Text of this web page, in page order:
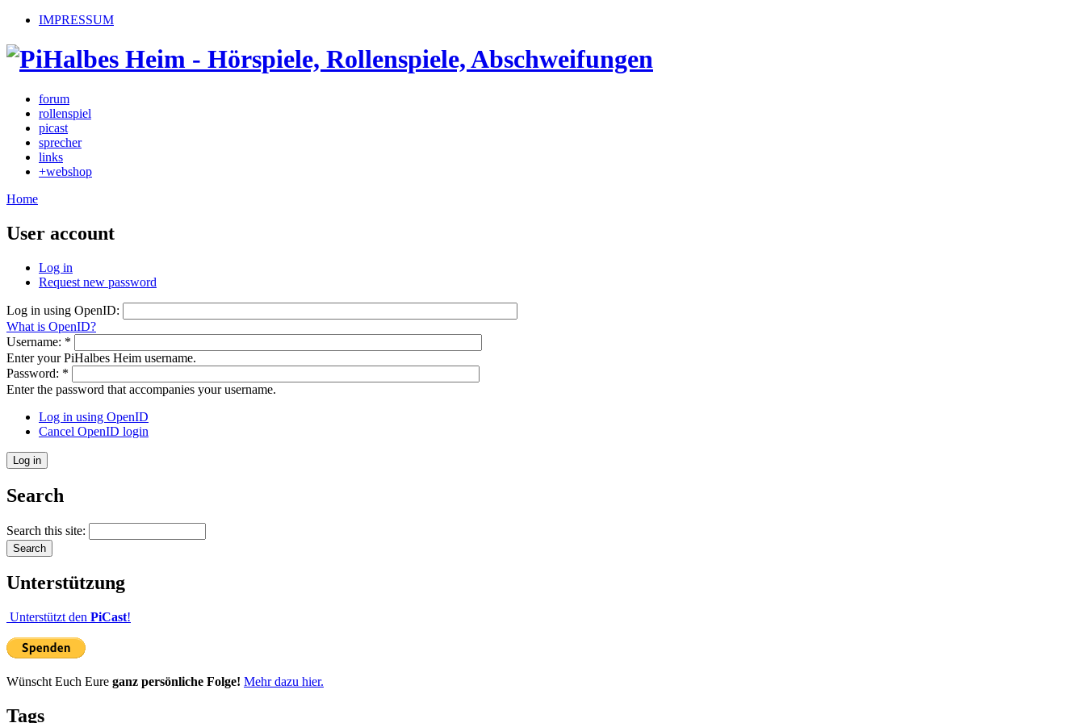
IMPRESSUM
forum
rollenspiel
picast
sprecher
links
+webshop
Home
User account
Log in
Request new password
Log in using OpenID:
What is OpenID?
Username: *
Enter your PiHalbes Heim username.
Password: *
Enter the password that accompanies your username.
Log in using OpenID
Cancel OpenID login
Search
Search this site:
Unterstützung
Unterstützt den PiCast!
Wünscht Euch Eure ganz persönliche Folge! Mehr dazu hier.
Tags